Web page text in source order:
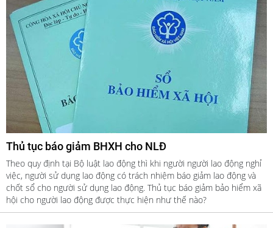
Thủ tục báo giảm BHXH cho NLĐ
Theo quy định tại Bộ luật lao động thì khi người người lao động nghỉ
việc, người sử dụng lao động có trách nhiệm báo giảm lao động và
chốt sổ cho người sử dụng lao động. Thủ tục báo giảm bảo hiểm xã
hội cho người lao động được thực hiện như thế nào?